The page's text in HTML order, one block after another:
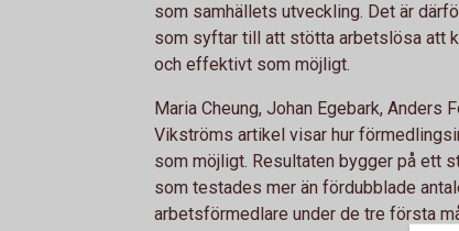
som samhällets utveckling. Det är
som syftar till att stötta arbetslösa att
och effektivt som möjligt.
Maria Cheung, Johan Egebark, Anders
Vikströms artikel visar hur
som möjligt. Resultaten bygger på ett
som testades mer än fördubblade
arbetsförmedlare under de tre första